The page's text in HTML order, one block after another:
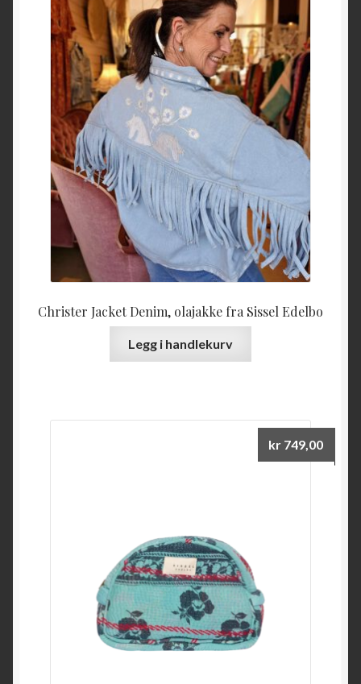
Christer Jacket Denim, olajakke fra Sissel Edelbo
Legg i handlekurv
kr 749,00